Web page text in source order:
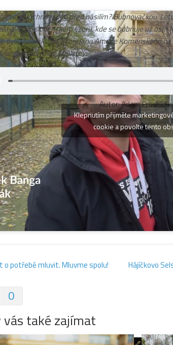
ochrany dětí před násilím? Bubnovačkou.
akci po slovenském vzoru, kde se bubnuje už osm
byli žáci Základní školy Jana Amose Komenského
Anny Müllerové.
Autor: Adam
Klepnutím přijměte
cookie a povolte tento
potřebě mluvit. Mluvme spolu! Hájíčkovo
0
vás také zajímat